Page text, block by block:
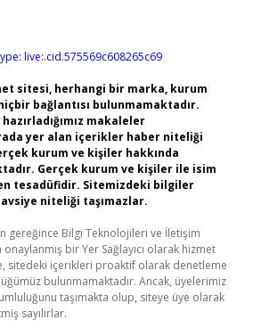
live:.cid.575569c608265c69
sitesi, herhangi bir marka, kurum
bağlantısı bulunmamaktadır.
makaleler
yer alan içerikler haber niteliği
kurum ve kişiler hakkında
Gerçek kurum ve kişiler ile isim
tesadüfidir. Sitemizdeki bilgiler
niteliği taşımazlar.
gereğince Bilgi Teknolojileri ve İletişim
bir Yer Sağlayıcı olarak hizmet
sitedeki içerikleri proaktif olarak denetleme
bulunmamaktadır. Ancak, üyelerimiz
taşımakta olup, siteye üye olarak
sayılırlar.